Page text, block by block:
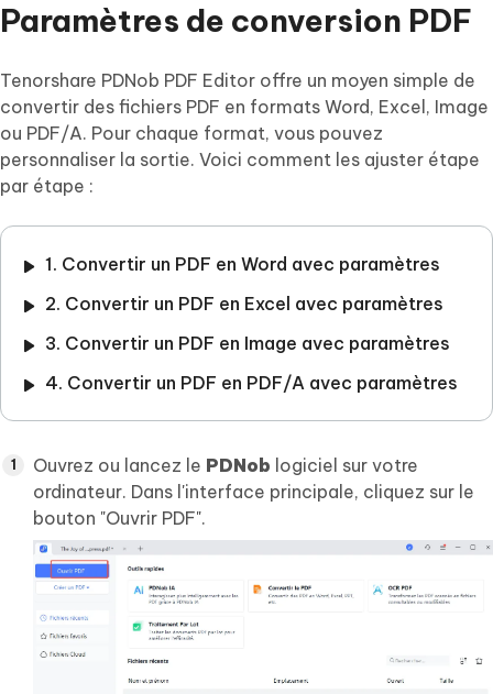
Paramètres de conversion PDF
Tenorshare PDNob PDF Editor offre un moyen simple de
convertir des fichiers PDF en formats Word, Excel, Image
ou PDF/A. Pour chaque format, vous pouvez
personnaliser la sortie. Voici comment les ajuster étape
par étape :
1. Convertir un PDF en Word avec paramètres
2. Convertir un PDF en Excel avec paramètres
3. Convertir un PDF en Image avec paramètres
4. Convertir un PDF en PDF/A avec paramètres
Ouvrez ou lancez le PDNob logiciel sur votre
ordinateur. Dans l'interface principale, cliquez sur le
bouton "Ouvrir PDF".